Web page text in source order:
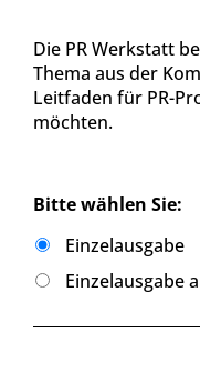
Die PR Werkstatt
Thema aus der
Leitfaden für PR-
möchten.
Bitte wählen Sie:
Einzelausgabe
Einzelausgabe